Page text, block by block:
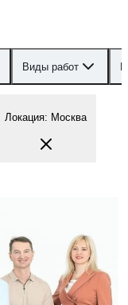
Виды работ
Локация: Москва